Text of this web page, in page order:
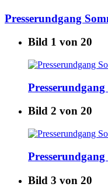
Presserundgang
Bild 1 von 20
Bild 2 von 20
Bild 3 von 20